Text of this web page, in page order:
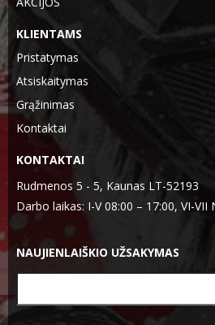
KLIENTAMS
Pristatymas
Atsiskaitymas
Grąžinimas
Kontaktai
KONTAKTAI
Rudmenos 5 - 5, Kaunas LT-52193
Darbo laikas: I-V 08:00 – 17:00, VI-VII
NAUJIENLAIŠKIO UŽSAKYMAS